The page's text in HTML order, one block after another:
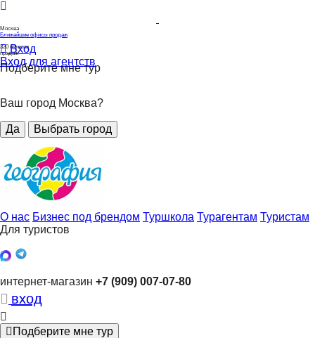
Москва
Ближайшие офисы продаж
320 офисов
продаж
Вход
Вход для агентств
Подберите мне тур
Ваш город Москва?
Да Выбрать город
О нас Бизнес под брендом Туршкола Турагентам Туристам
Для туристов
интернет-магазин +7 (909) 007-07-80
вход
Подберите мне тур